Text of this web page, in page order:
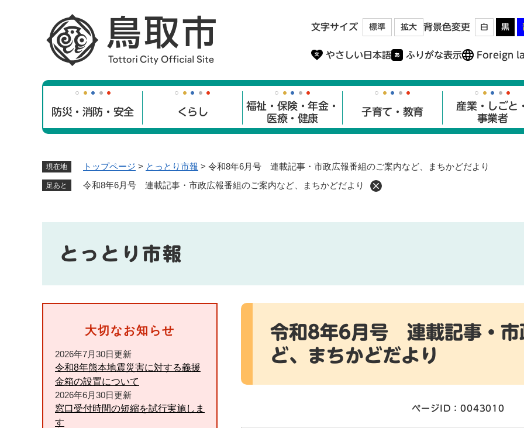
文字サイズ 標準 拡大 背景色変更 白 黒
やさしい日本語 ふりがな表示 Foreign
防災・消防・安全 くらし
福祉・保険・年金・
医療・健康
子育て・教育
産業・しごと
事業者
現在地 トップページ > とっとり市報 > 令和8年6月号 連載記事・市政広報番組のご案内など、まちかどだより
足あと 令和8年6月号 連載記事・市政広報番組のご案内など、まちかどだより
とっとり市報
本
令和8年6月号 連載記事・市
ど、まちかどだより
ページID：0043010
大切なお知らせ
2026年7月30日更新
令和8年熊本地震災害に対する義援
金箱の設置について
2026年6月30日更新
窓口受付時間の短縮を試行実施しま
す